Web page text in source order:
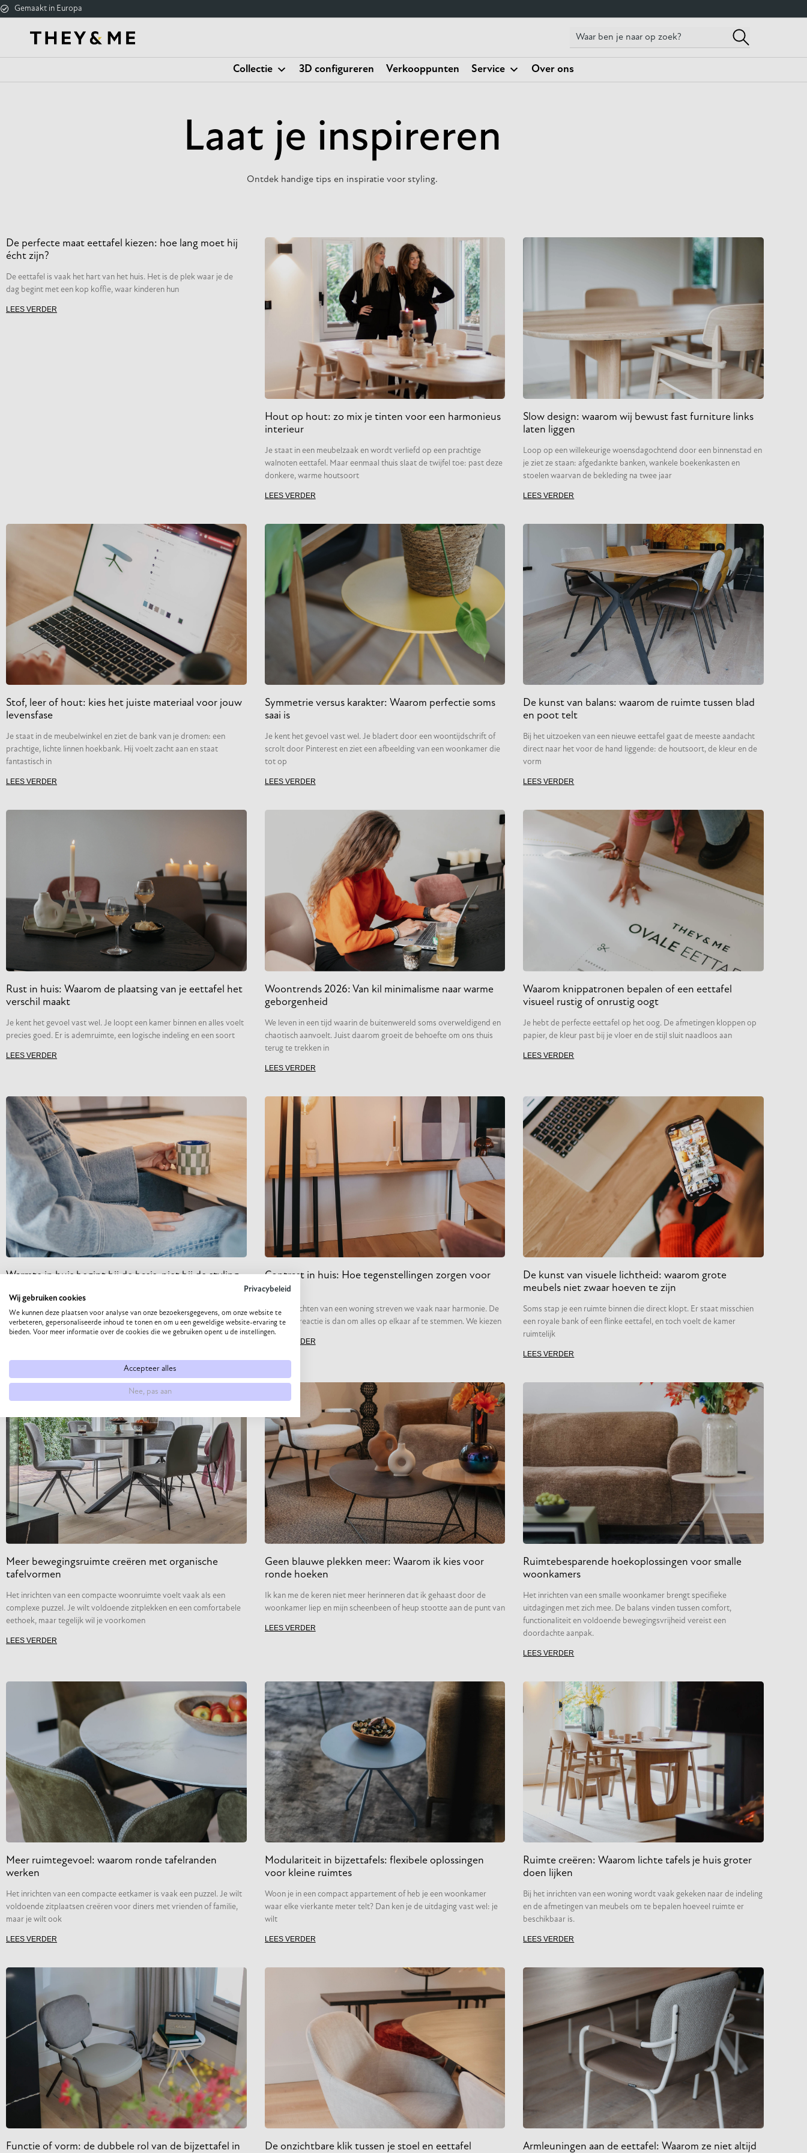
Gemaakt in Europa
Collectie 3D configureren Verkooppunten Service Over ons
Laat je inspireren
Ontdek handige tips en inspiratie voor styling.
De perfecte maat eettafel kiezen: hoe lang moet hij
écht zijn?
De eettafel is vaak het hart van het huis. Het is de plek waar je de
dag begint met een kop koffie, waar kinderen hun
LEES VERDER
Hout op hout: zo mix je tinten voor een harmonieus
interieur
Je staat in een meubelzaak en wordt verliefd op een prachtige
walnoten eettafel. Maar eenmaal thuis slaat de twijfel toe: past deze
donkere, warme houtsoort
LEES VERDER
Slow design: waarom wij bewust fast furniture links
laten liggen
Loop op een willekeurige woensdagochtend door een binnenstad en
je ziet ze staan: afgedankte banken, wankele boekenkasten en
stoelen waarvan de bekleding na twee jaar
LEES VERDER
Stof, leer of hout: kies het juiste materiaal voor jouw
levensfase
Je staat in de meubelwinkel en ziet de bank van je dromen: een
prachtige, lichte linnen hoekbank. Hij voelt zacht aan en staat
fantastisch in
LEES VERDER
Symmetrie versus karakter: Waarom perfectie soms
saai is
Je kent het gevoel vast wel. Je bladert door een woontijdschrift of
scrolt door Pinterest en ziet een afbeelding van een woonkamer die
tot op
LEES VERDER
De kunst van balans: waarom de ruimte tussen blad
en poot telt
Bij het uitzoeken van een nieuwe eettafel gaat de meeste aandacht
direct naar het voor de hand liggende: de houtsoort, de kleur en de
vorm
LEES VERDER
Rust in huis: Waarom de plaatsing van je eettafel het
verschil maakt
Je kent het gevoel vast wel. Je loopt een kamer binnen en alles voelt
precies goed. Er is ademruimte, een logische indeling en een soort
LEES VERDER
Woontrends 2026: Van kil minimalisme naar warme
geborgenheid
We leven in een tijd waarin de buitenwereld soms overweldigend en
chaotisch aanvoelt. Juist daarom groeit de behoefte om ons thuis
terug te trekken in
LEES VERDER
Waarom knippatronen bepalen of een eettafel
visueel rustig of onrustig oogt
Je hebt de perfecte eettafel op het oog. De afmetingen kloppen op
papier, de kleur past bij je vloer en de stijl sluit naadloos aan
LEES VERDER
Warmte in huis begint bij de basis, niet bij de styling
Soms loop je een ruimte binnen en voelt het meteen goed. Het is er
niet te vol, maar ook niet te leeg. Het voelt er
LEES VERDER
Contrast in huis: Hoe tegenstellingen zorgen voor
rust
Bij het inrichten van een woning streven we vaak naar harmonie. De
intuïtieve reactie is dan om alles op elkaar af te stemmen. We kiezen
LEES VERDER
De kunst van visuele lichtheid: waarom grote
meubels niet zwaar hoeven te zijn
Soms stap je een ruimte binnen die direct klopt. Er staat misschien
een royale bank of een flinke eettafel, en toch voelt de kamer
ruimtelijk
LEES VERDER
Meer bewegingsruimte creëren met organische
tafelvormen
Het inrichten van een compacte woonruimte voelt vaak als een
complexe puzzel. Je wilt voldoende zitplekken en een comfortabele
eethoek, maar tegelijk wil je voorkomen
LEES VERDER
Geen blauwe plekken meer: Waarom ik kies voor
ronde hoeken
Ik kan me de keren niet meer herinneren dat ik gehaast door de
woonkamer liep en mijn scheenbeen of heup stootte aan de punt van
LEES VERDER
Ruimtebesparende hoekoplossingen voor smalle
woonkamers
Het inrichten van een smalle woonkamer brengt specifieke
uitdagingen met zich mee. De balans vinden tussen comfort,
functionaliteit en voldoende bewegingsvrijheid vereist een
doordachte aanpak.
LEES VERDER
Meer ruimtegevoel: waarom ronde tafelranden
werken
Het inrichten van een compacte eetkamer is vaak een puzzel. Je wilt
voldoende zitplaatsen creëren voor diners met vrienden of familie,
maar je wilt ook
LEES VERDER
Modulariteit in bijzettafels: flexibele oplossingen
voor kleine ruimtes
Woon je in een compact appartement of heb je een woonkamer
waar elke vierkante meter telt? Dan ken je de uitdaging vast wel: je
wilt
LEES VERDER
Ruimte creëren: Waarom lichte tafels je huis groter
doen lijken
Bij het inrichten van een woning wordt vaak gekeken naar de indeling
en de afmetingen van meubels om te bepalen hoeveel ruimte er
beschikbaar is.
LEES VERDER
Functie of vorm: de dubbele rol van de bijzettafel in De onzichtbare klik tussen je stoel en eettafel Armleuningen aan de eettafel: Waarom ze niet altijd
Privacybeleid
Wij gebruiken cookies
We kunnen deze plaatsen voor analyse van onze bezoekersgegevens, om onze website te
verbeteren, gepersonaliseerde inhoud te tonen en om u een geweldige website-ervaring te
bieden. Voor meer informatie over de cookies die we gebruiken opent u de instellingen.
Accepteer alles
Nee, pas aan